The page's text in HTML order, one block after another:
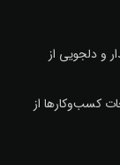
و دلجویی از
کسب‌وکارها از